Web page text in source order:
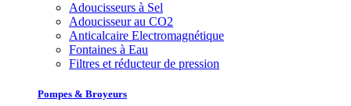
Adoucisseurs à Sel
Adoucisseur au CO2
Anticalcaire Electromagnétique
Fontaines à Eau
Filtres et réducteur de pression
Pompes & Broyeurs